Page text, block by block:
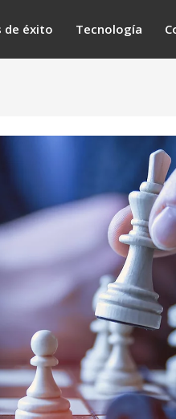
de éxito Tecnología